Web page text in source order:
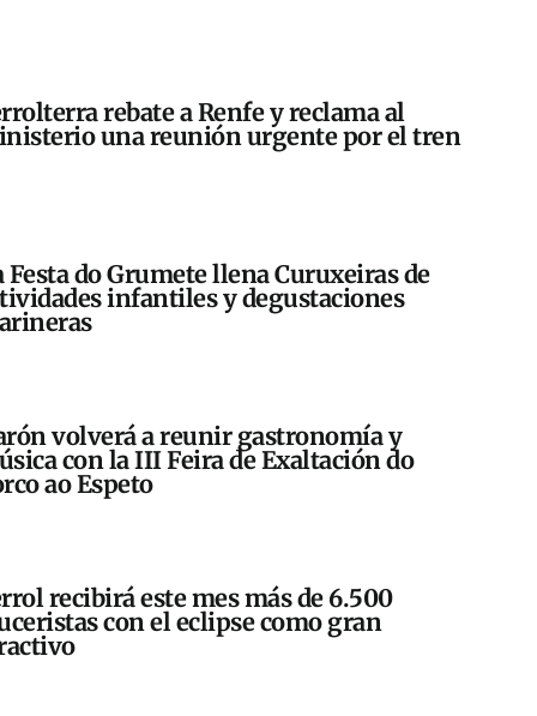
rebate a Renfe y reclama al
una reunión urgente por el tren
Festa do Grumete llena Curuxeiras de
infantiles y degustaciones
volverá a reunir gastronomía y
con la III Feira de Exaltación do
ao Espeto
recibirá este mes más de 6.500
con el eclipse como gran